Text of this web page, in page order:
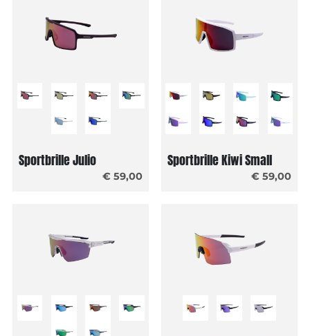
Sportbrille Julio
€ 59,00
Sportbrille Kiwi Small
€ 59,00